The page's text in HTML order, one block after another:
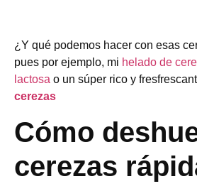
¿Y qué podemos hacer con esas
pues por ejemplo, mi helado de
lactosa o un súper rico y
cerezas
Cómo
cerezas